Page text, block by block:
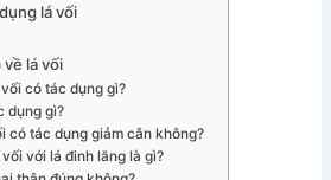
lá vối
lá vối
có tác dụng gì?
dụng gì?
có tác dụng giảm cân không?
với lá đinh lăng là gì?